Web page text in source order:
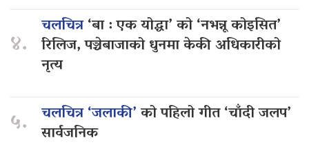
४.
चलचित्र‘बा : एक योद्धा’ को ‘नभन्नू कोइसित’
रिलिज, पञ्चेबाजाको धुनमा केकी अधिकारीको
नृत्य
५. चलचित्र ‘जलाकी’को पहिलो गीत ‘चाँदी जलप’
सार्वजनिक